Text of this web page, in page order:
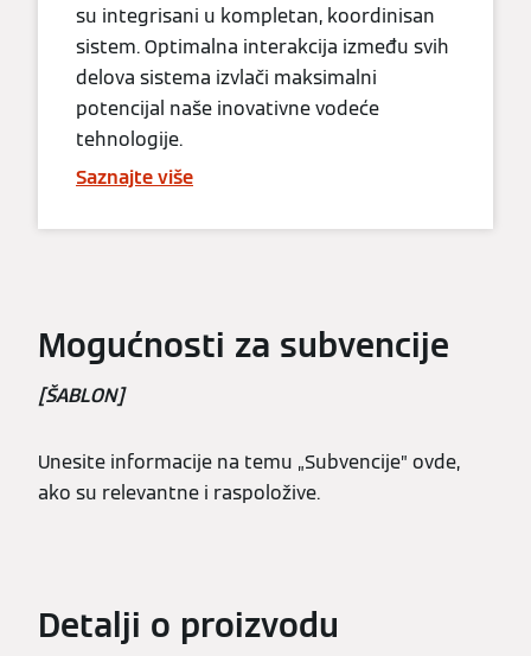
su integrisani u kompletan, koordinisan
sistem. Optimalna interakcija između svih
delova sistema izvlači maksimalni
potencijal naše inovativne vodeće
tehnologije.
Saznajte više
Mogućnosti za subvencije
[ŠABLON]
Unesite informacije na temu „Subvencije” ovde,
ako su relevantne i raspoložive.
Detalji o proizvodu